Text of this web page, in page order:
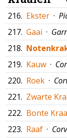
216. Ekster ·
217. Gaai ·
218.
219. Kauw ·
220. Roek ·
221. Zwarte
222. Bonte
223. Raaf ·